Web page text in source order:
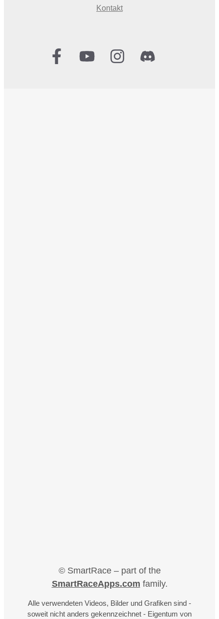
Kontakt
© SmartRace – part of the
SmartRaceApps.com family.
Alle verwendeten Videos, Bilder und Grafiken sind -
soweit nicht anders gekennzeichnet - Eigentum von